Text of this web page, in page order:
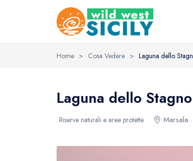
Home > Cosa Vedere > Laguna dello
Laguna dello
Riserve naturali e aree protette Marsala